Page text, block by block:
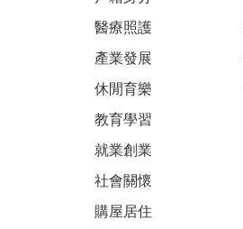
醫療照護
產業發展
休閒育樂
教育學習
就業創業
社會關懷
購屋居住